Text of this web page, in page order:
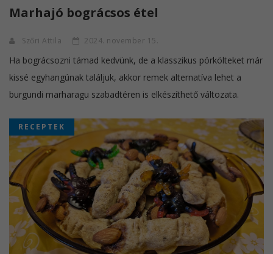
Marhajó bográcsos étel
Szőri Attila 2024. november 15.
Ha bográcsozni támad kedvünk, de a klasszikus pörkölteket már
kissé egyhangúnak találjuk, akkor remek alternatíva lehet a
burgundi marharagu szabadtéren is elkészíthető változata.
RECEPTEK